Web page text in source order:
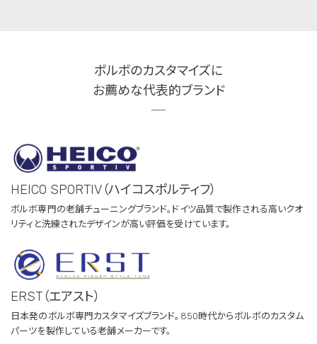
ボルボのカスタマイズに
お薦めな代表的ブランド
HEICO SPORTIV（ハイコスポルティフ）
ボルボ専門の老舗チューニングブランド。ドイツ品質で製作される高いクオ
リティと洗練されたデザインが高い評価を受けています。
ERST（エアスト）
日本発のボルボ専門カスタマイズブランド。850時代からボルボのカスタム
パーツを製作している老舗メーカーです。